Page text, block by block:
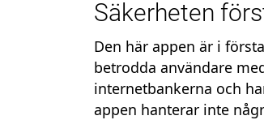
Säkerheten
Den här appen är i
betrodda användare
internetbankerna och
appen hanterar inte